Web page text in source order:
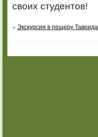
своих студентов!
« Экскурсия в пещеру Таврида